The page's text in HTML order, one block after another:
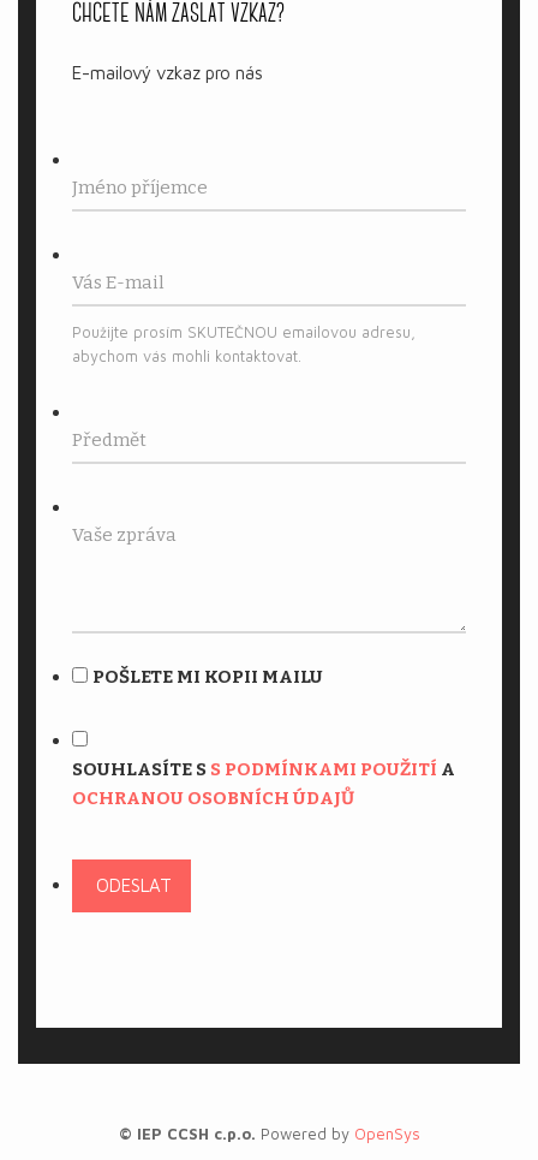
CHCETE NÁM ZASLAT VZKAZ?
E-mailový vzkaz pro nás
Použijte prosím SKUTEČNOU emailovou adresu,
abychom vás mohli kontaktovat.
POŠLETE MI KOPII MAILU
SOUHLASÍTE S S PODMÍNKAMI POUŽITÍ A
OCHRANOU OSOBNÍCH ÚDAJŮ
ODESLAT
© IEP CCSH c.p.o. Powered by OpenSys